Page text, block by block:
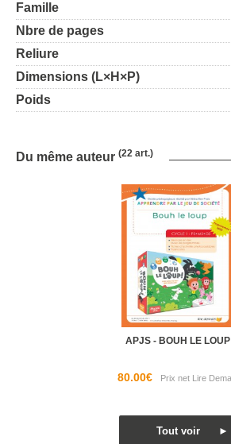
Famille
Nbre de pages
Reliure
Dimensions (L×H×P)
Poids
Du même auteur (22 art.)
APJS - BOUH LE LOUP
80.00€